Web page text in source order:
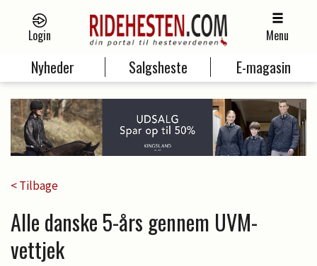
Login Menu
Nyheder Salgsheste E-magasin
< Tilbage
Alle danske 5-års gennem UVM-
vettjek